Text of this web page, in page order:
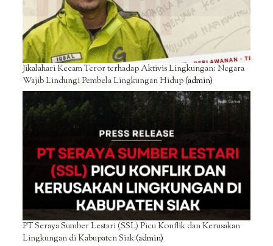
Jikalahari Kecam Teror terhadap Aktivis Lingkungan: Negara
Wajib Lindungi Pembela Lingkungan Hidup(admin)
PT Seraya Sumber Lestari (SSL) Picu Konflik dan Kerusakan
Lingkungan di Kabupaten Siak(admin)